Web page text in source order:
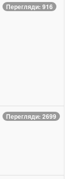
Перегляди: 916
Перегляди: 2699